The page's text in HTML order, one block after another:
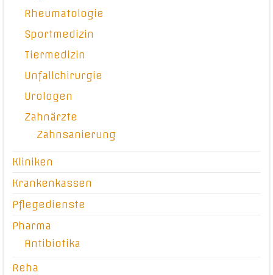
Rheumatologie
Sportmedizin
Tiermedizin
Unfallchirurgie
Urologen
Zahnärzte
Zahnsanierung
Kliniken
Krankenkassen
Pflegedienste
Pharma
Antibiotika
Reha